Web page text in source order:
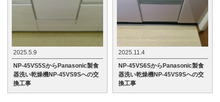
2025.5.9
NP-45VS5SからPanasonic製食
器洗い乾燥機NP-45VS9Sへの交
換工事
2025.11.4
NP-45VS6SからPanasonic製食
器洗い乾燥機NP-45VS9Sへの交
換工事